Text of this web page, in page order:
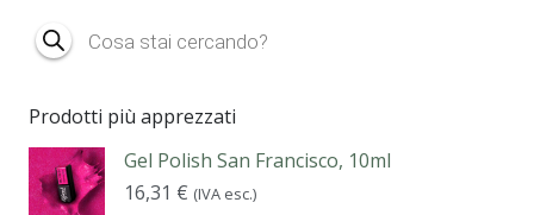
Products
search
Prodotti più apprezzati
Gel Polish San Francisco, 10ml
16,31 € (IVA esc.)